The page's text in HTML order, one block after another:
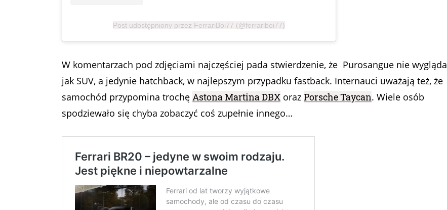
Post udostępniony przez FerrariBoi77 (@ferrariboi77)
W komentarzach pod zdjęciami najczęściej pada stwierdzenie, że Purosangue nie wygląda
jak SUV, a jedynie hatchback, w najlepszym przypadku fastback. Internauci uważają też, że
samochód przypomina trochę Astona Martina DBX oraz Porsche Taycan. Wiele osób
spodziewało się chyba zobaczyć coś zupełnie innego…